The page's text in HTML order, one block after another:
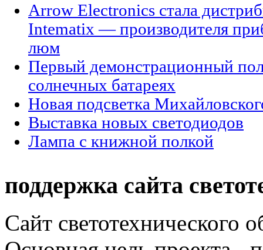
Arrow Electronics стала
Intematix — производителя
люм
Первый демонстрационный
солнечных батареях
Новая подсветка
Выставка новых светодиодов
Лампа с книжной полкой
поддержка сайта
Сайт светотехнического